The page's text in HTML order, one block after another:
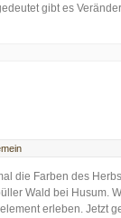
gibt es
die Farben des
Wald bei Husum.
erleben. Jetzt